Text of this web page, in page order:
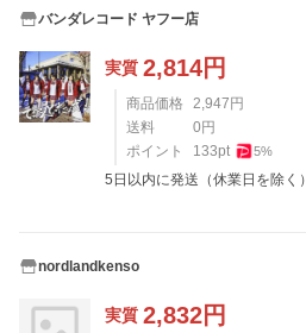
バンダレコード ヤフー店
実質 2,814円
商品価格 2,947 円
送料
0 円
ポイント
133pt 5%
5日以内に発送（休業日を除く）
nordlandkenso
実質 2,832円